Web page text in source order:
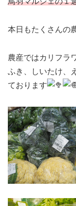
本日もたくさんの
農産ではカリフラ
ふき、しいたけ、
ております